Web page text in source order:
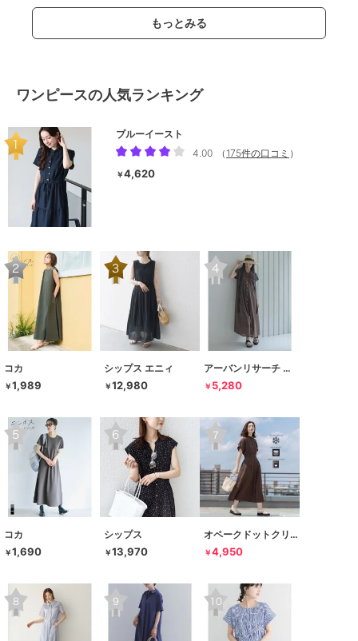
もっとみる
ワンピースの人気ランキング
ブルーイースト
4.00
（ 175件の口コミ ）
￥4,620
コカ
￥1,989
シップス エニィ
￥12,980
アーバンリサーチ サニーレーベル
￥ 5,280
コカ
￥1,690
シップス
￥13,970
オペークドットクリップ
￥4,950